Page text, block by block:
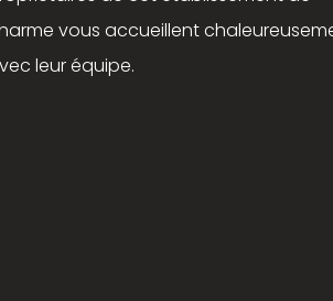
vous accueillent
leur équipe.